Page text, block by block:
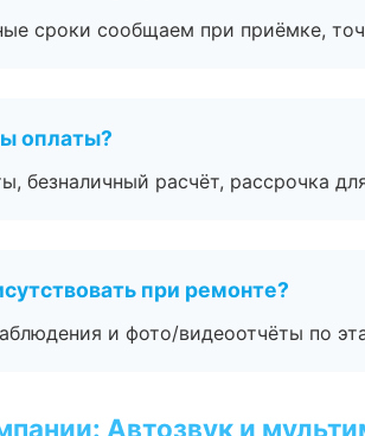
сроки сообщаем при приёмке,
оплаты?
безналичный расчёт, рассрочка
при ремонте?
и фото/видеоотчёты по
Автозвук и